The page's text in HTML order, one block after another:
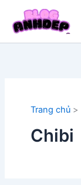
Trang chủ
Chibi